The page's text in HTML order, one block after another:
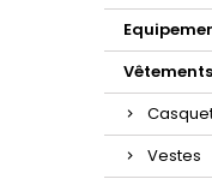
Vêtements
Vestes